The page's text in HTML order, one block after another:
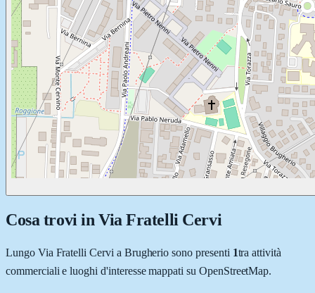
Cosa trovi in Via Fratelli Cervi
Lungo Via Fratelli Cervi a Brugherio sono presenti 1tra attività
commerciali e luoghi d'interesse mappati su OpenStreetMap.